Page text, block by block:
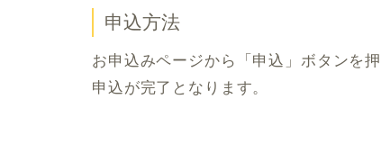
申込方法
お申込みページから「申込」ボタンを
申込が完了となります。